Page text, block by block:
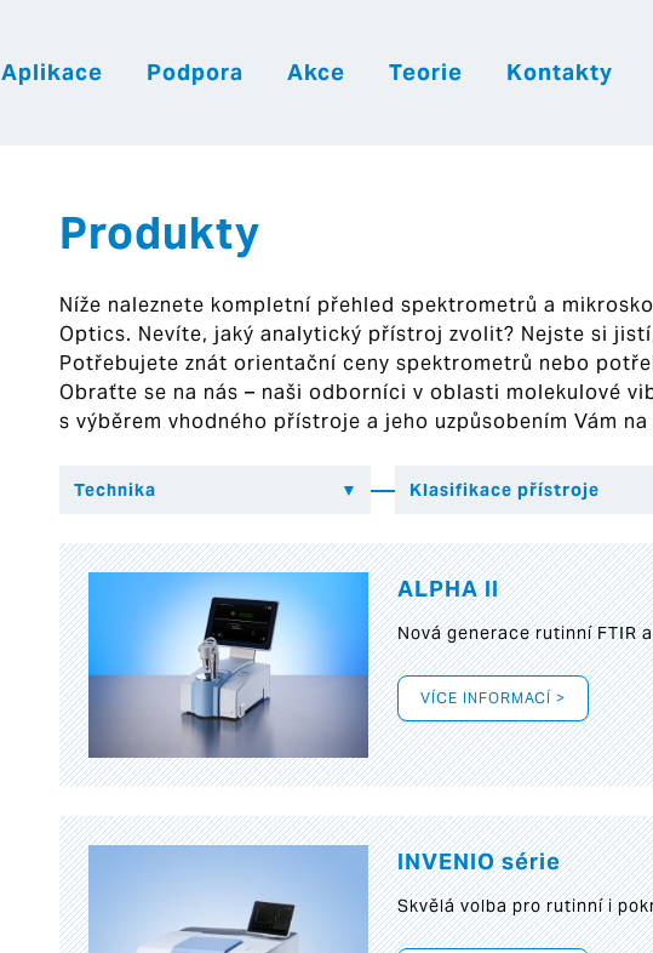
Aplikace Podpora Akce Teorie Kontakty
Produkty
Níže naleznete kompletní přehled spektrometrů a
Optics. Nevíte, jaký analytický přístroj zvolit? Nejste si
Potřebujete znát orientační ceny spektrometrů nebo
Obraťte se na nás – naši odborníci v oblasti molekulové
s výběrem vhodného přístroje a jeho uzpůsobením Vám na
ALPHA II
Nová generace rutinní FTIR
VÍCE INFORMACÍ >
INVENIO série
Skvělá volba pro rutinní i